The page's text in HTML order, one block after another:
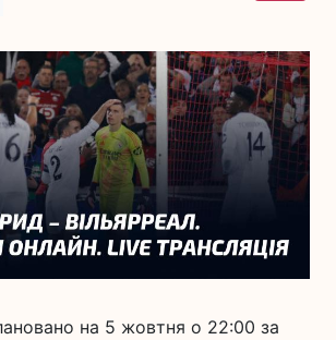
на 5 жовтня о 22:00 за